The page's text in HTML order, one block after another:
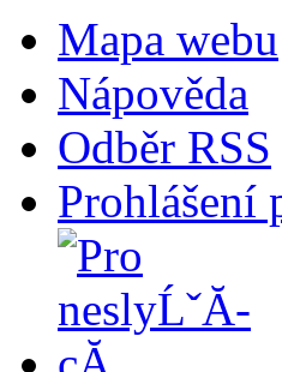
Mapa webu
Nápověda
Odběr RSS
Prohlášení